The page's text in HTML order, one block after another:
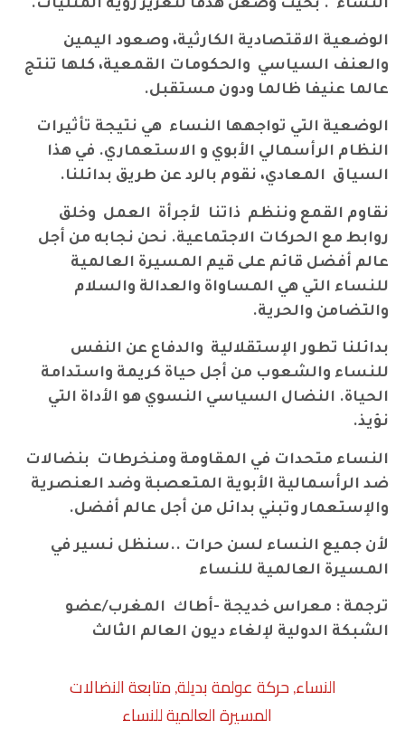
النساء . بحيث وضعن هدفا لتعزيز رؤية المثليات.
الوضعية الاقتصادية الكارثية، وصعود اليمين
والعنف السياسي والحكومات القمعية، كلها تنتج
عالما عنيفا ظالما ودون مستقبل.
الوضعية التي تواجهها النساء هي نتيجة تأثيرات
النظام الرأسمالي الأبوي و الاستعماري. في هذا
السياق المعادي، نقوم بالرد عن طريق بدائلنا.
نقاوم القمع وننظم ذاتنا لأجرأة العمل وخلق
روابط مع الحركات الاجتماعية. نحن نجابه من أجل
عالم أفضل قائم على قيم المسيرة العالمية
للنساء التي هي المساواة والعدالة والسلام
والتضامن والحرية.
بدائلنا تطور الإستقلالية والدفاع عن النفس
للنساء والشعوب من أجل حياة كريمة واستدامة
الحياة. النضال السياسي النسوي هو الأداة التي
نؤيذ.
النساء متحدات في المقاومة ومنخرطات
بنضالات
ضد الرأسمالية الأبوية المتعصبة وضد العنصرية
والإستعمار وتبني بدائل من أجل عالم أفضل.
لأن جميع النساء لسن حرات ..سنظل نسير في
المسيرة العالمية للنساء
ترجمة : معراس خديجة -أطاك المغرب/عضو
الشبكة الدولية لإلغاء ديون العالم الثالث
النساء,حركة عولمة بديلة,متابعة النضالات
المسيرة العالمية للنساء